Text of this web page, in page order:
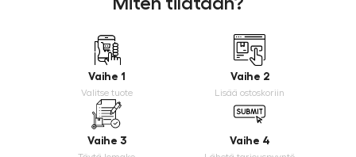
Vaihe 1
Valitse tuote
Vaihe 2
Lisää ostoskoriin
Vaihe 3 Vaihe 4